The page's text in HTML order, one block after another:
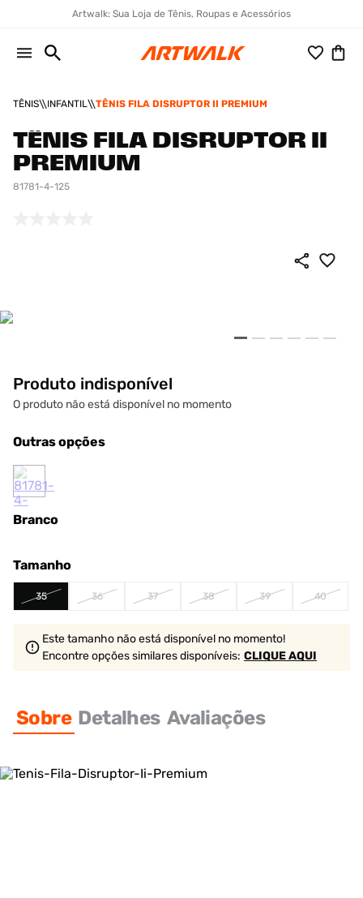
Artwalk: Sua Loja de Tênis, Roupas e Acessórios
TÊNIS INFANTIL TÊNIS FILA DISRUPTOR II PREMIUM
TÊNIS FILA DISRUPTOR II
PREMIUM
81781-4-125
Produto indisponível
O produto não está disponível no momento
Outras opções
Branco
Tamanho
35 36 37 38 39 40
Este tamanho não está disponível no momento!
Encontre opções similaresdisponíveis: CLIQUE AQUI
Sobre Detalhes Avaliações